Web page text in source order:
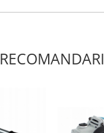
RECOMANDARI